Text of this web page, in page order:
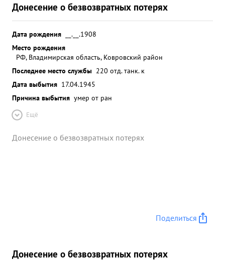
Донесение о безвозвратных потерях
Дата рождения
__.__.1908
Место рождения
РФ, Владимирская область, Ковровский район
Последнее место службы 220 отд. танк. к
Дата выбытия 17.04.1945
Причина выбытия умер от ран
Ещё
Донесение о безвозвратных потерях
Поделиться
Донесение о безвозвратных потерях